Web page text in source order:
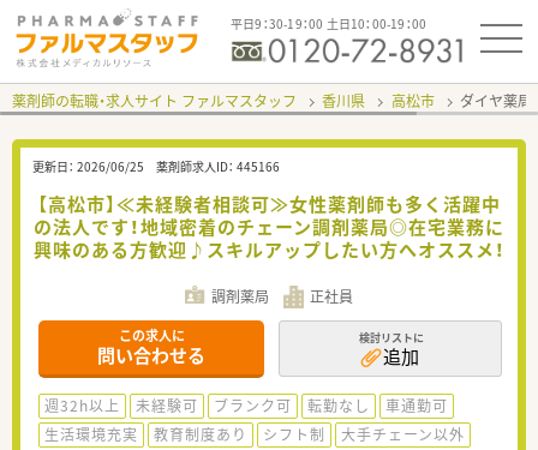
平日9：30-19：00 土日10：00-19：00
薬剤師の転職・求人サイト ファルマスタッフ 香川県 高松市 ダイヤ薬
更新日： 2026/06/25 薬剤師求人ID： 445166
【高松市】≪未経験者相談可≫女性薬剤師も多く活躍中
の法人です！地域密着のチェーン調剤薬局◎在宅業務に
興味のある方歓迎♪スキルアップしたい方へオススメ！
調剤薬局 正社員
この求人に
問い合わせる
検討リストに
追加
週32h以上 未経験可 ブランク可 転勤なし
車通勤可
生活環境充実
教育制度あり シフト制
大手チェーン以外